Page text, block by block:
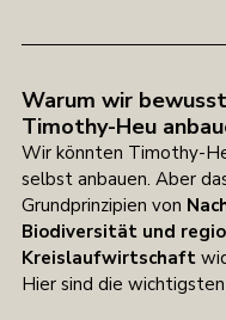
Warum wir
Timothy-Heu
Wir könnten Timothy-
selbst anbauen. Aber
Grundprinzipien von
Biodiversität und
Kreislaufwirtschaft
Hier sind die wichtigsten